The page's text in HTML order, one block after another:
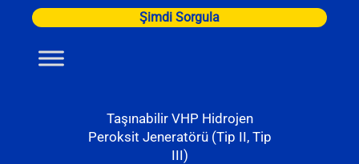
İçeriğe
Şimdi Sorgula
Taşınabilir VHP Hidrojen
Peroksit Jeneratörü (Tip II, Tip
III)